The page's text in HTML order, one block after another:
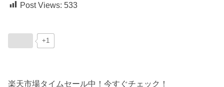
Post Views: 533
+1
楽天市場タイムセール中！今すぐチェック！